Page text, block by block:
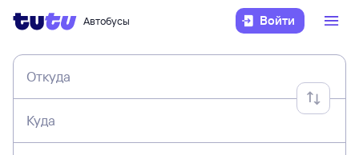
Автобусы Войти
Откуда
Куда